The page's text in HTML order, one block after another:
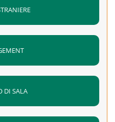
DI SALA